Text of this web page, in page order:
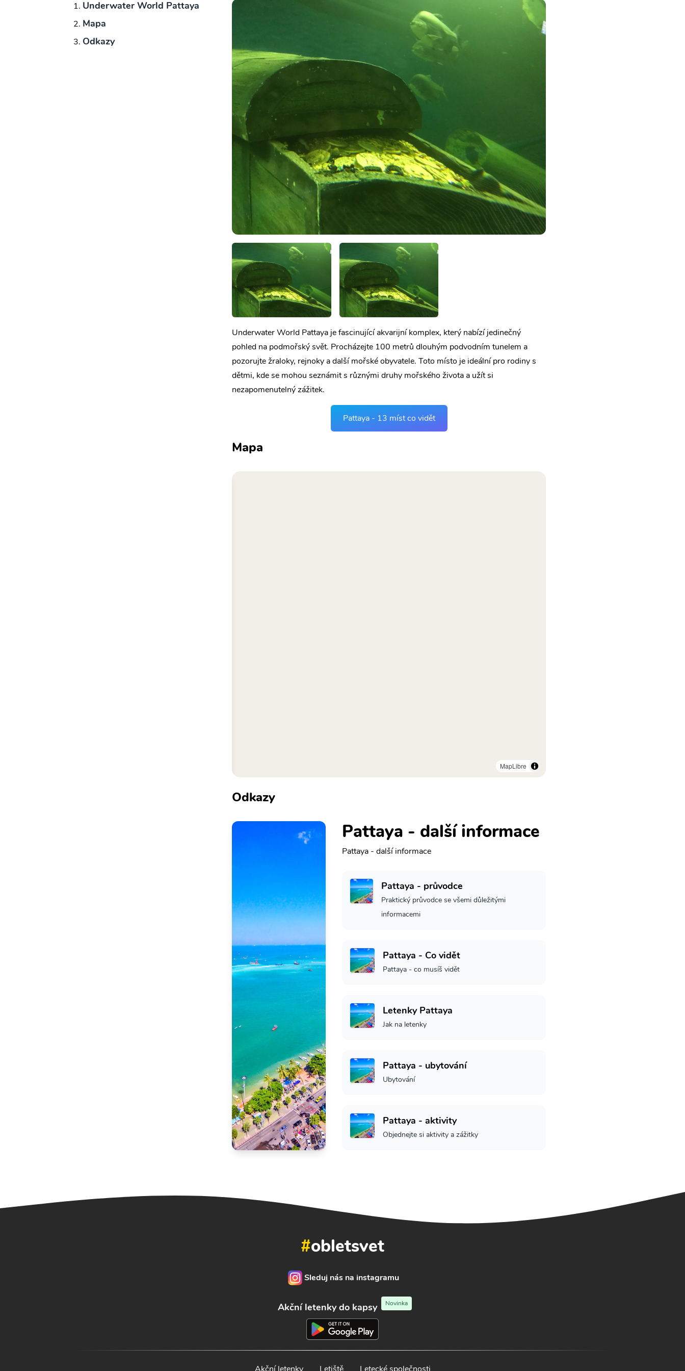
Underwater World Pattaya
Mapa
Odkazy
Underwater World Pattaya je fascinující akvarijní komplex, který nabízí jedinečný
pohled na podmořský svět. Procházejte 100 metrů dlouhým podvodním tunelem a
pozorujte žraloky, rejnoky a další mořské obyvatele. Toto místo je ideální pro rodiny s
dětmi, kde se mohou seznámit s různými druhy mořského života a užít si
nezapomenutelný zážitek.
Pattaya - 13 míst co vidět
Mapa
MapLibre
Odkazy
Pattaya - další informace
Pattaya - další informace
Pattaya - průvodce
Praktický průvodce se všemi důležitými
informacemi
Pattaya - Co vidět
Pattaya - co musíš vidět
Letenky Pattaya
Jak na letenky
Pattaya - ubytování
Ubytování
Pattaya - aktivity
Objednejte si aktivity a zážitky
#obletsvet
Sleduj nás na instagramu
Akční letenky do kapsy Novinka
Akční letenky Letiště Letecké společnosti